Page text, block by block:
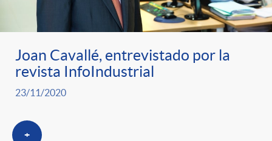
a
t
e
s
Joan Cavallé, entrevistado por la
revista InfoIndustrial
23/11/2020
+